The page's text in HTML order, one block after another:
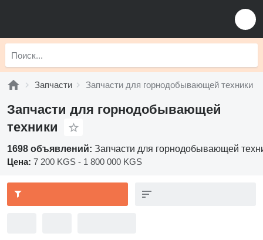
Запчасти Запчасти для горнодобывающей техники
Запчасти для горнодобывающей
техники
1698 объявлений: Запчасти для горнодобывающей
Цена: 7 200 KGS - 1 800 000 KGS